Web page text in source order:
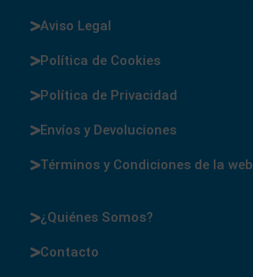
Aviso Legal
Política de Cookies
Política de Privacidad
Envíos y Devoluciones
Términos y Condiciones de la web
¿Quiénes Somos?
Contacto